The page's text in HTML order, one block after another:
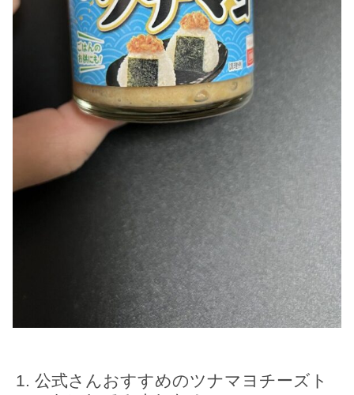
公式さんおすすめのツナマヨチーズト